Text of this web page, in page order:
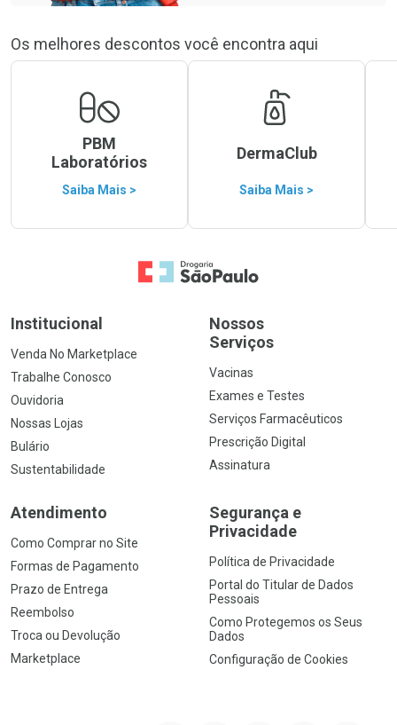
Os melhores descontos você encontra aqui
PBM
Laboratórios
Saiba Mais >
DermaClub
Saiba Mais >
Ir para a Home
Institucional
Venda No Marketplace
Trabalhe Conosco
Ouvidoria
Nossas Lojas
Bulário
Sustentabilidade
Nossos
Serviços
Vacinas
Exames e Testes
Serviços Farmacêuticos
Prescrição Digital
Assinatura
Atendimento
Como Comprar no Site
Formas de Pagamento
Prazo de Entrega
Reembolso
Troca ou Devolução
Marketplace
Segurança e
Privacidade
Política de Privacidade
Portal do Titular de Dados
Pessoais
Como Protegemos os Seus
Dados
Configuração de Cookies